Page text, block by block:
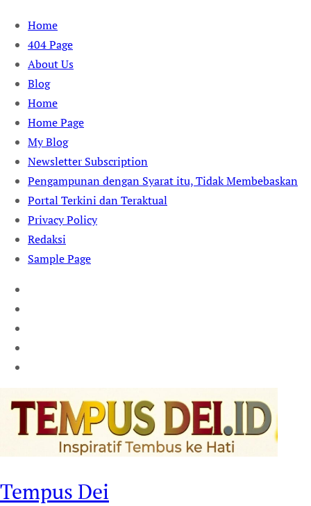
Skip
content
Home
404 Page
About Us
Blog
Home
Home Page
My Blog
Newsletter Subscription
Pengampunan dengan Syarat itu, Tidak Membebaskan
Portal Terkini dan Teraktual
Privacy Policy
Redaksi
Sample Page
Tempus Dei